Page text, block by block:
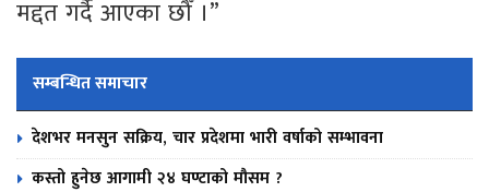
मद्दत गर्दै आएका छौँ ।”
सम्बन्धित समाचार
देशभर मनसुन सक्रिय, चार प्रदेशमा भारी वर्षाको सम्भावना
कस्तो हुनेछ आगामी २४ घण्टाको मौसम ?